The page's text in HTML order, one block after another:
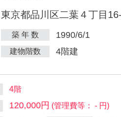
東京都品川区二葉４丁目
築 年 数 1990/6/1
建物階数 4階建
4階
120,000円 (管理費等： - 円)